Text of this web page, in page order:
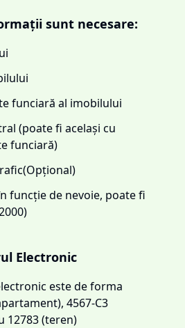
sunt necesare:
funciară al imobilului
(poate fi același cu
funciară)
funcție de nevoie, poate fi
Electronic
este de forma
4567-C3
12783 (teren)